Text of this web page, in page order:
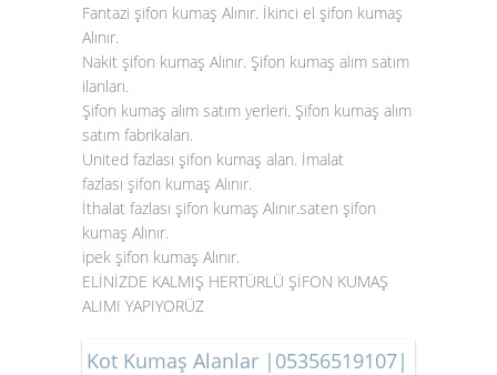
Fantazi şifon kumaş Alınır. İkinci el şifon kumaş
Alınır.
Nakit şifon kumaş Alınır. Şifon kumaş alım satım
ilanları.
Şifon kumaş alım satım yerleri. Şifon kumaş alım
satım fabrikaları.
United fazlası şifon kumaş alan. İmalat
fazlası şifon kumaş Alınır.
İthalat fazlası şifon kumaş Alınır.saten şifon
kumaş Alınır.
ipek şifon kumaş Alınır.
ELİNİZDE KALMIŞ HERTÜRLÜ ŞİFON KUMAŞ
ALIMI YAPIYORÜZ
Kot Kumaş Alanlar |05356519107|